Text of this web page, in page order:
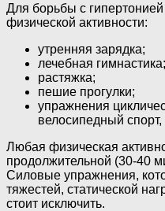
Для борьбы с
физической активности:
утренняя зарядка;
лечебная гимнастика;
растяжка;
пешие прогулки;
упражнения
велосипедный
Любая физическая
продолжительной (30-40
Силовые упражнения,
тяжестей, статической
стоит исключить.